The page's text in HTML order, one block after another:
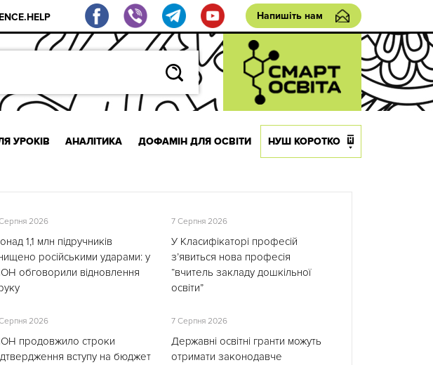
Напишіть нам
УРОКІВ АНАЛІТИКА ДОФАМІН ДЛЯ ОСВІТИ НУШ КОРОТКО
2026
1,1 млн підручників
російськими ударами: у
обговорили відновлення
7 Серпня 2026
У Класифікаторі професій
з’явиться нова професія
“вчитель закладу дошкільної
освіти”
2026
продовжило строки
вступу на бюджет
7 Серпня 2026
Державні освітні гранти можуть
отримати законодавче